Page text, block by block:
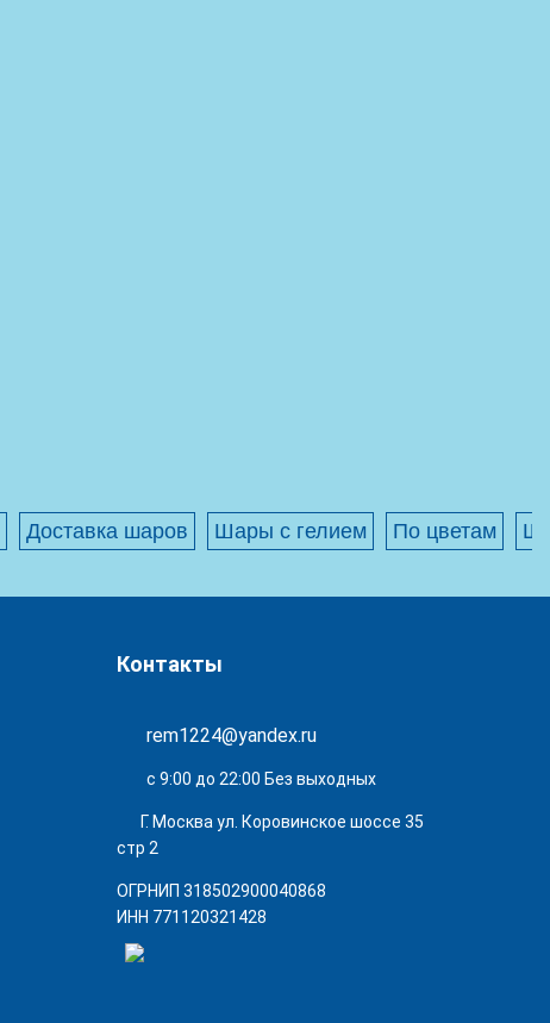
Доставка шаров Шары с гелием По цветам
Контакты
rem1224@yandex.ru
с 9:00 до 22:00 Без выходных
Г. Москва ул. Коровинское шоссе 35
стр 2
ОГРНИП 318502900040868
ИНН 771120321428